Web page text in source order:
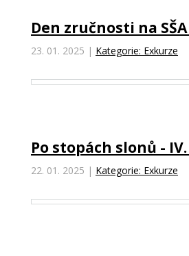
Den zručnosti na
23. 01. 2025 | Kategorie: Exkurze
Po stopách slonů - IV.
22. 01. 2025 | Kategorie: Exkurze